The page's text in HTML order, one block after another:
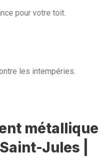
pour votre toit.
les intempéries.
métallique
Jules |